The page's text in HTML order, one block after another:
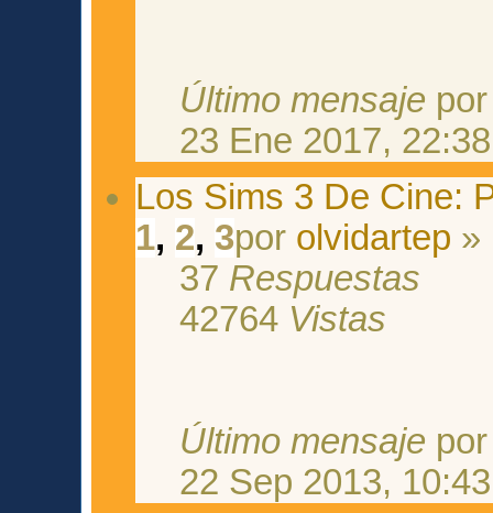
Último mensaje
23 Ene 2017, 22:38
Los Sims 3 De Cine:
1, 2, 3por olvidartep »
37 Respuestas
42764 Vistas
Último mensaje
22 Sep 2013, 10:43